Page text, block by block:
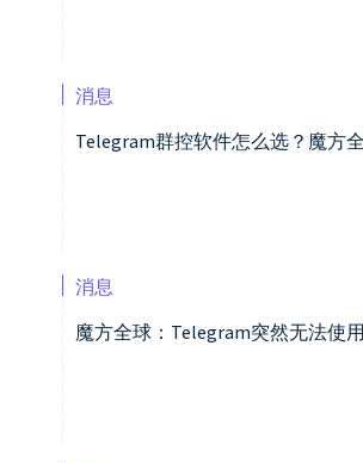
消息
Telegram群控软件怎么选？魔方
消息
魔方全球：Telegram突然无法使